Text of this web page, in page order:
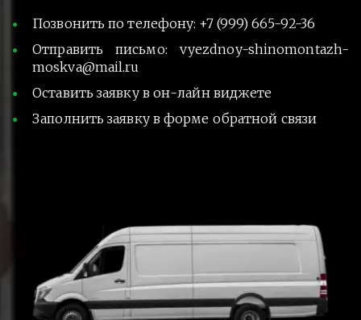
Позвонить по телефону: +7 (999) 665-92-36
Отправить письмо: vyezdnoy-shinomontazh-
moskva@mail.ru
Оставить заявку в он-лайн виджете
Заполнить заявку в форме обратной связи